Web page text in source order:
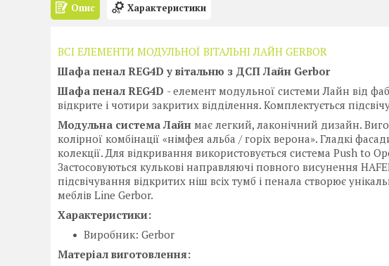
Опис Характеристики
ВСІ ЕЛЕМЕНТИ МОДУЛЬНОЇ ВІТАЛЬНІ ЛАЙН GERBOR
Шафа пенал REG4D у вітальню з ДСП Лайн Gerbor
Шафа пенал REG4D - елемент модульної системи Лайн від
відкрите і чотири закритих відділення. Комплектується
Модульна система Лайн має легкий, лаконічний дизайн.
колірної комбінації «німфея альба / горіх верона». Гладкі
колекції. Для відкривання використовується система Push to
Застосовуються кулькові направляючі повного висунення
підсвічування відкритих ніш всіх тумб і пенала створює
меблів Line Gerbor.
Характеристики:
Виробник: Gerbor
Матеріал виготовлення: